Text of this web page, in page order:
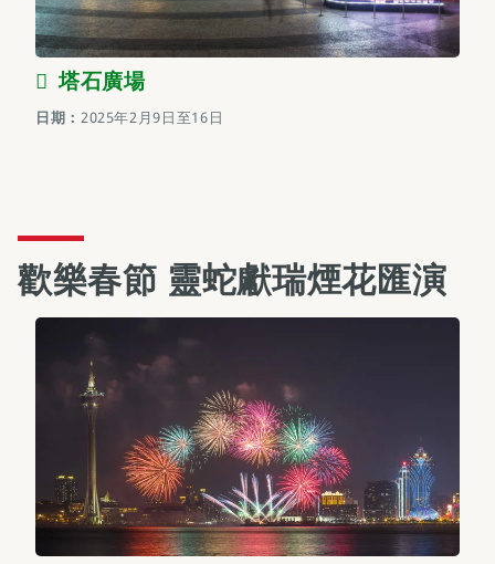
塔石廣場
日期： 2025年2月9日至16日
歡樂春節 靈蛇獻瑞煙花匯演